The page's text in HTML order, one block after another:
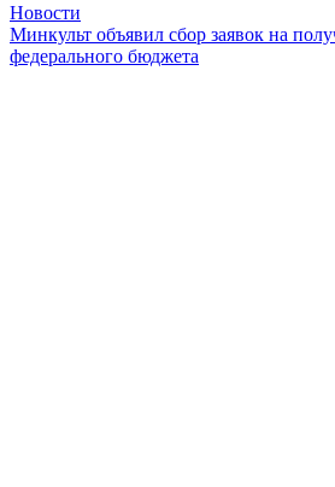
Новости
Минкульт объявил сбор заявок на
федерального бюджета